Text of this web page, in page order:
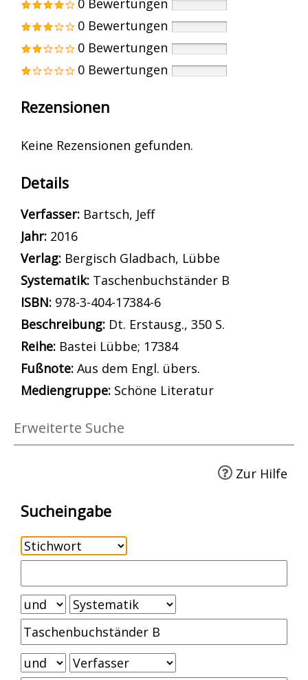
0 Bewertungen
0 Bewertungen
0 Bewertungen
0 Bewertungen
Rezensionen
Keine Rezensionen gefunden.
Details
Verfasser: Suche nach diesem Verfasser
Bartsch, Jeff
Jahr: 2016
Verlag: Bergisch Gladbach, Lübbe
opens in new tab
Diesen Link in neuem Tab öffnen
Systematik: Suche nach dieser Systematik
Taschenbuchständer B
Suche nach diesem Interessenskreis
ISBN: 978-3-404-17384-6
Beschreibung: Dt. Erstausg., 350 S.
Reihe: Bastei Lübbe; 17384
Suche nach dieser Beteiligten Person
Fußnote: Aus dem Engl. übers.
Mediengruppe: Schöne Literatur
Erweiterte Suche
Zur Hilfe
Sucheingabe